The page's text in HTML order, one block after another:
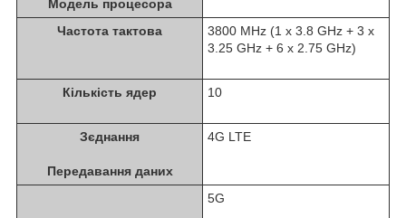
Модель процесора
Частота тактова
3800 MHz (1 x 3.8 GHz + 3 x
3.25 GHz + 6 x 2.75 GHz)
Кількість ядер 10
Зєднання
Передавання даних
4G LTE
5G